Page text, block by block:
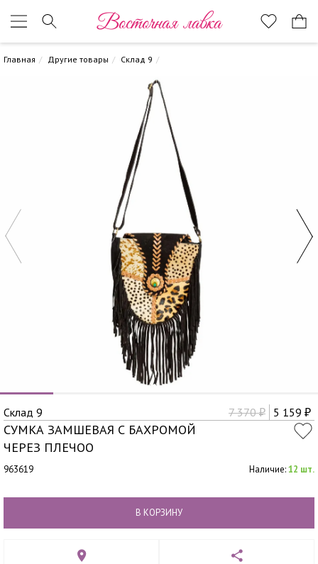
Восточная лавка
Главная Другие товары Склад 9
Склад 9 7 370₽ 5 159 ₽
СУМКА ЗАМШЕВАЯ С БАХРОМОЙ
ЧЕРЕЗ ПЛЕЧОО
963619 Наличие:12 шт.
В КОРЗИНУ